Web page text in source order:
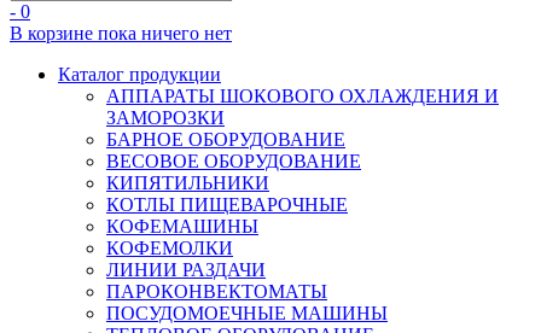
- 0
В корзине пока ничего нет
Каталог продукции
АППАРАТЫ ШОКОВОГО ОХЛАЖДЕНИЯ И
ЗАМОРОЗКИ
БАРНОЕ ОБОРУДОВАНИЕ
ВЕСОВОЕ ОБОРУДОВАНИЕ
КИПЯТИЛЬНИКИ
КОТЛЫ ПИЩЕВАРОЧНЫЕ
КОФЕМАШИНЫ
КОФЕМОЛКИ
ЛИНИИ РАЗДАЧИ
ПАРОКОНВЕКТОМАТЫ
ПОСУДОМОЕЧНЫЕ МАШИНЫ